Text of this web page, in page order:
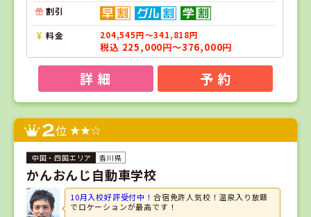
割引
料金 204,545円～341,818円
税込 225,000円～376,000円
詳 細 予 約
2位
香川県
かんおんじ自動車学校
10月入校好評受付中！ 合宿免許人気校！温泉入り放題
でロケーションが最高です！